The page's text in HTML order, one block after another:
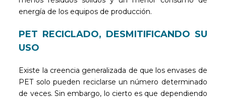
energía de los equipos de producción.
PET RECICLADO, DESMITIFICANDO SU
USO
Existe la creencia generalizada de que los envases de
PET solo pueden reciclarse un número determinado
de veces. Sin embargo, lo cierto es que dependiendo